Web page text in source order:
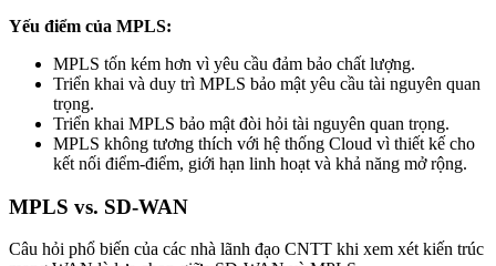
Yếu điểm của MPLS:
MPLS tốn kém hơn vì yêu cầu đảm bảo chất lượng.
Triển khai và duy trì MPLS bảo mật yêu cầu tài nguyên quan
trọng.
Triển khai MPLS bảo mật đòi hỏi tài nguyên quan trọng.
MPLS không tương thích với hệ thống Cloud vì thiết kế cho
kết nối điểm-điểm, giới hạn linh hoạt và khả năng mở rộng.
MPLS vs. SD-WAN
Câu hỏi phổ biến của các nhà lãnh đạo CNTT khi xem xét kiến trúc